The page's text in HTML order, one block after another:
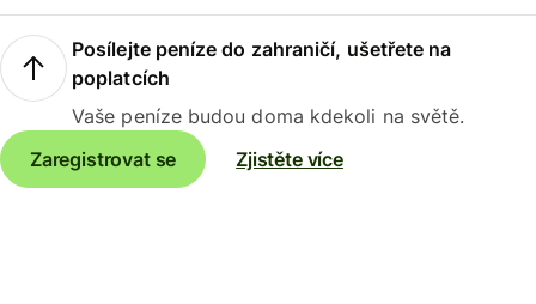
Posílejte peníze do zahraničí, ušetřete na
poplatcích
Vaše peníze budou doma kdekoli na světě.
Zaregistrovat se
Zjistěte více